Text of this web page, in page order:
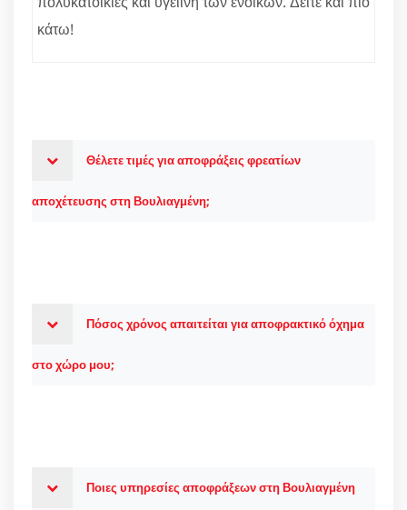
κάτω!
Θέλετε τιμές για αποφράξεις φρεατίων
αποχέτευσης στη Βουλιαγμένη;
Πόσος χρόνος απαιτείται για αποφρακτικό όχημα
στο χώρο μου;
Ποιες υπηρεσίες αποφράξεων στη Βουλιαγμένη